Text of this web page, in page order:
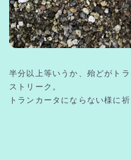
半分以上等いうか、殆どがト
ストリーク。
トランカータにならない様に祈